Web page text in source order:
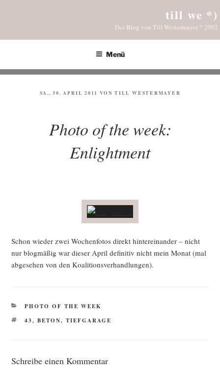
till we *)
Das Blog von Till Westermayer * 2002
Menü
VERÖFFENTLICHT
SA., 30. APRIL 2011 VONTILL WESTERMAYER
Photo of the week:
Enlightment
Schon wie­der zwei Wochen­fo­tos direkt hin­ter­ein­an­der – nicht
nur blog­mä­ßig war die­ser April defi­ni­tiv nicht mein Monat (mal
abge­se­hen von den Koalitionsverhandlungen).
KATEGORIEN
PHOTO OF THE WEEK
SCHLAGWÖRTER
43, BETON, TIEFGARAGE
Schreibe einen Kommentar